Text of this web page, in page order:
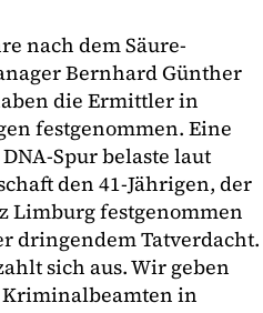
nach dem Säure-
Bernhard Günther
die Ermittler in
festgenommen. Eine
Spur belaste laut
den 41-Jährigen, der
Limburg festgenommen
dringendem Tatverdacht.
sich aus. Wir geben
in